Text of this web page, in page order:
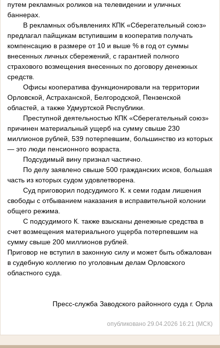
путем рекламных роликов на телевидении и уличных
баннерах.
В рекламных объявлениях КПК «Сберегательный союз»
предлагал пайщикам вступившим в кооператив получать
компенсацию в размере от 10 и выше % в год от суммы
внесенных личных сбережений, с гарантией полного
страхового возмещения внесенных по договору денежных
средств.
Офисы кооператива функционировали на территории
Орловской, Астраханской, Белгородской, Пензенской
областей, а также Удмуртской Республики.
Преступной деятельностью КПК «Сберегательный союз»
причинен материальный ущерб на сумму свыше 230
миллионов рублей, 539 потерпевшим, большинство из которых
— это люди пенсионного возраста.
Подсудимый вину признал частично.
По делу заявлено свыше 500 гражданских исков, большая
часть из которых судом удовлетворена.
Суд приговорил подсудимого К. к семи годам лишения
свободы с отбыванием наказания в исправительной колонии
общего режима.
С подсудимого К. также взысканы денежные средства в
счет возмещения материального ущерба потерпевшим на
сумму свыше 200 миллионов рублей.
Приговор не вступил в законную силу и может быть обжалован
в судебную коллегию по уголовным делам Орловского
областного суда.
Пресс-служба Заводского районного суда г. Орла
опубликовано 29.04.2026 16:21 (МСК)